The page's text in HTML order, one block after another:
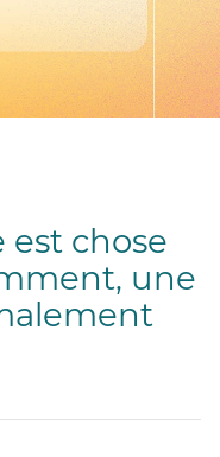
est chose
une